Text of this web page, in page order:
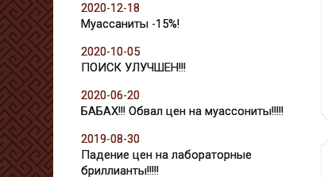
2020-12-18
Муассаниты -15%!
2020-10-05
ПОИСК УЛУЧШЕН!!!
2020-06-20
БАБАХ!!! Обвал цен на муассониты!!!!!
2019-08-30
Падение цен на лабораторные
бриллианты!!!!!